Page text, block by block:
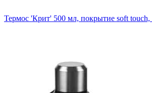
Термос 'Крит' 500 мл, покрытие soft